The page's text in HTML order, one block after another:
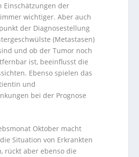
Einschätzungen der
wichtiger. Aber auch
der Diagnosestellung
(Metastasen)
und ob der Tumor noch
ist, beeinflusst die
Ebenso spielen das
und
bei der Prognose
Oktober macht
Situation von Erkrankten
rückt aber ebenso die